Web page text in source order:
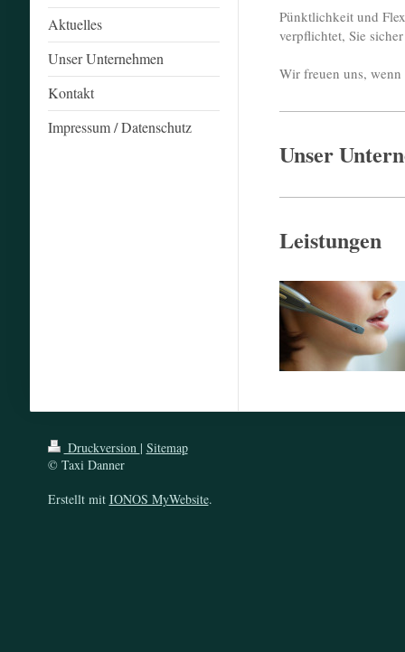
Aktuelles
Unser Unternehmen
Kontakt
Impressum / Datenschutz
Pünktlichkeit und
verpflichtet, Sie
Wir freuen uns,
Unser
Leistungen
Druckversion | Sitemap
© Taxi Danner
Erstellt mit IONOS MyWebsite.